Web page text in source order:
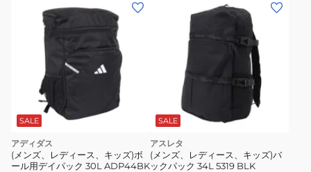
SALE
アディダス
(メンズ、レディース、キッズ)ボ
ール用デイパック 30L ADP44BK
SALE
アスレタ
(メンズ、レディース、キッズ)バ
ックパック 34L 5319 BLK